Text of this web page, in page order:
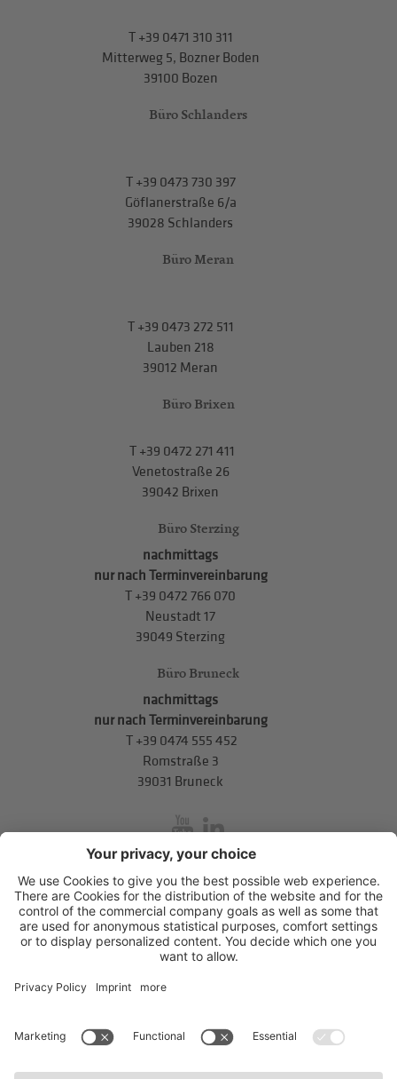
T+39 0471 310 311
Mitterweg 5, Bozner Boden
39100 Bozen
Büro Schlanders
T+39 0473 730 397
Göflanerstraße 6/a
39028 Schlanders
Büro Meran
T+39 0473 272 511
Lauben 218
39012 Meran
Büro Brixen
T+39 0472 271 411
Venetostraße 26
39042 Brixen
Büro Sterzing
nachmittags
nur nach Terminvereinbarung
T +39 0472 766 070
Neustadt 17
39049 Sterzing
Büro Bruneck
nachmittags
nur nach Terminvereinbarung
T +39 0474 555 452
Romstraße 3
39031 Bruneck
inService
Mitterweg 5, Bozner Boden,I-39100Bozen.T+39 0471 310
311. info@hds-bz.it
Impressum
Datenschutzerklärung